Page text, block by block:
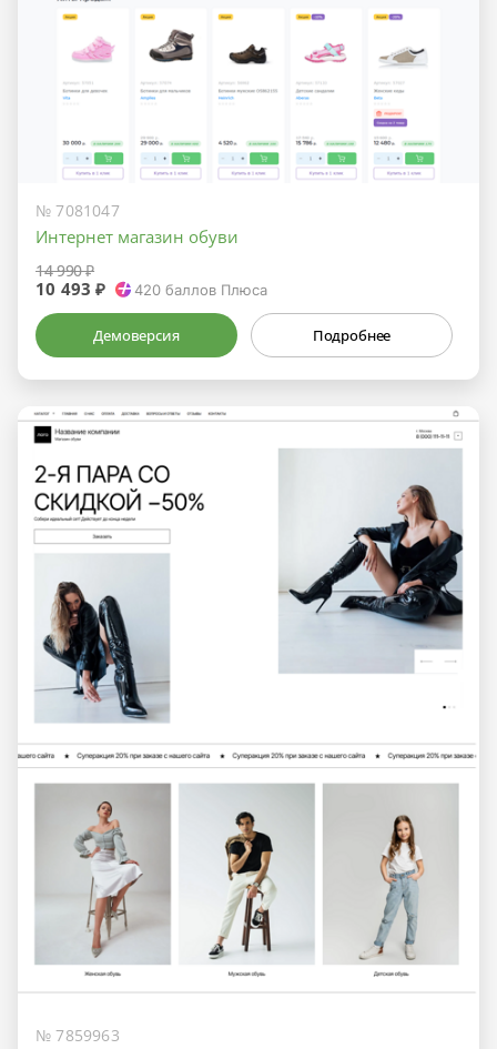
№ 7081047
Интернет магазин обуви
14 990 ₽
10 493 ₽ 420баллов Плюса
Демоверсия Подробнее
№ 7859963